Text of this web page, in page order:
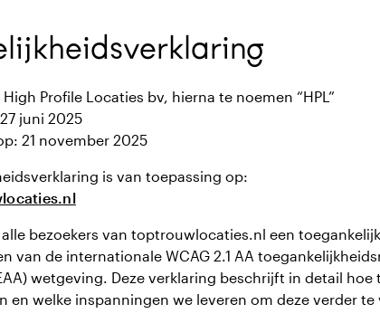
Profile Locaties bv, hierna te noemen “HPL”
juni 2025
21 november 2025
is van toepassing op:
bezoekers van toptrouwlocaties.nl een
van de internationale WCAG 2.1 AA
wetgeving. Deze verklaring beschrijft in detail
en welke inspanningen we leveren om deze verder te